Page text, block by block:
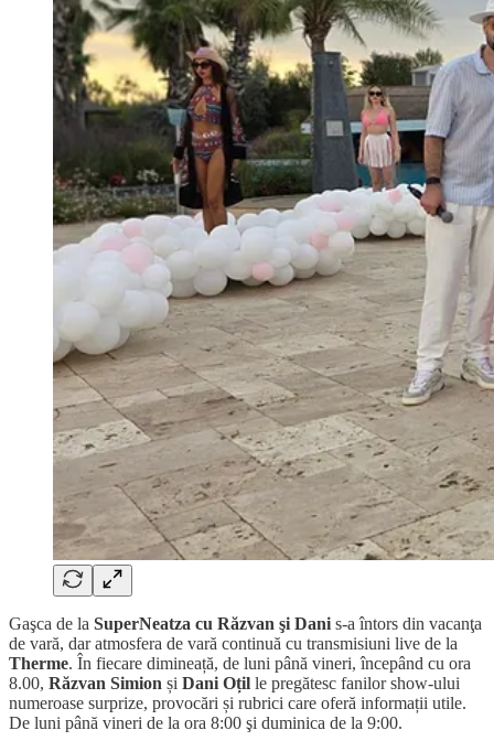
Gaşca de la SuperNeatza cu Răzvan şi Dani s-a întors din vacanţa
de vară, dar atmosfera de vară continuă cu transmisiuni live de la
Therme. În fiecare dimineață, de luni până vineri, începând cu ora
8.00, Răzvan Simion și Dani Oțil le pregătesc fanilor show-ului
numeroase surprize, provocări și rubrici care oferă informații utile.
De luni până vineri de la ora 8:00 şi duminica de la 9:00.